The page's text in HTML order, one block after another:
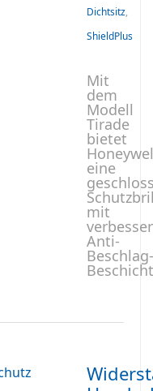
Dichtsitz,
ShieldPlus
Mit
dem
Modell
Tirade
bietet
eine
mit
Anti-
Beschlag-